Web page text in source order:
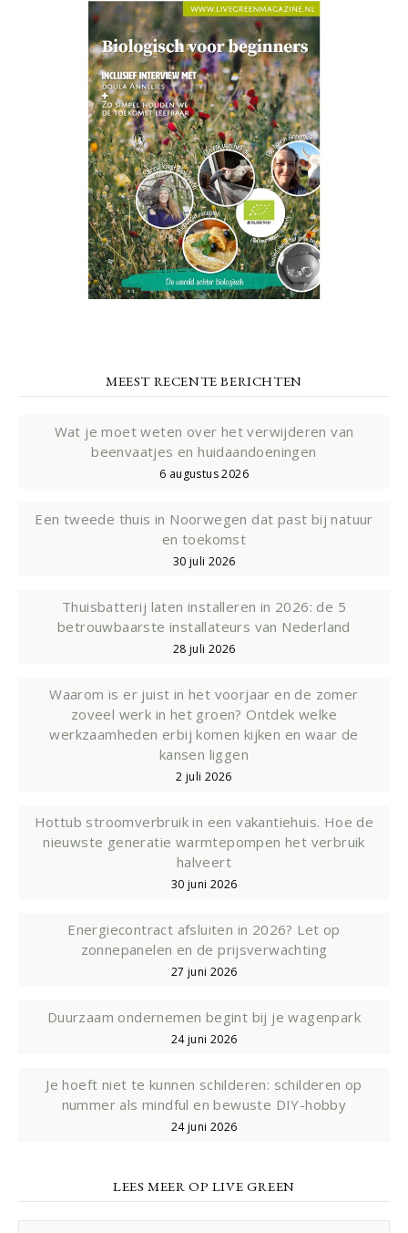
MEEST RECENTE BERICHTEN
Wat je moet weten over het verwijderen van
beenvaatjes en huidaandoeningen
6 augustus 2026
Een tweede thuis in Noorwegen dat past bij natuur
en toekomst
30 juli 2026
Thuisbatterij laten installeren in 2026: de 5
betrouwbaarste installateurs van Nederland
28 juli 2026
Waarom is er juist in het voorjaar en de zomer
zoveel werk in het groen? Ontdek welke
werkzaamheden erbij komen kijken en waar de
kansen liggen
2 juli 2026
Hottub stroomverbruik in een vakantiehuis. Hoe de
nieuwste generatie warmtepompen het verbruik
halveert
30 juni 2026
Energiecontract afsluiten in 2026? Let op
zonnepanelen en de prijsverwachting
27 juni 2026
Duurzaam ondernemen begint bij je wagenpark
24 juni 2026
Je hoeft niet te kunnen schilderen: schilderen op
nummer als mindful en bewuste DIY-hobby
24 juni 2026
LEES MEER OP LIVE GREEN